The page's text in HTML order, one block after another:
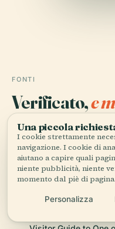
FONTI
Verificato,e
Ricercata e scritta dal
partire da documenti
conoscenza del
Ultima revisione: April
Melbourne General
Una piccola
I cookie strettamente
navigazione. I cookie di
aiutano a capire quali
niente pubblicità, niente
momento dal piè di pagina.
Personalizza